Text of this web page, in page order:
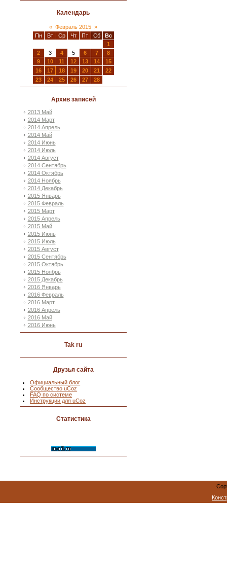
Календарь
« Февраль 2015 »
Пн
Вт Ср Чт Пт Сб
Вс
1
2
3 4 5 6 7
8
9
10 11 12 13 14
15
16
17 18 19 20 21
22
23
24 25 26 27 28
Архив записей
2013 Май
2014 Март
2014 Апрель
2014 Май
2014 Июнь
2014 Июль
2014 Август
2014 Сентябрь
2014 Октябрь
2014 Ноябрь
2014 Декабрь
2015 Январь
2015 Февраль
2015 Март
2015 Апрель
2015 Май
2015 Июнь
2015 Июль
2015 Август
2015 Сентябрь
2015 Октябрь
2015 Ноябрь
2015 Декабрь
2016 Январь
2016 Февраль
2016 Март
2016 Апрель
2016 Май
2016 Июнь
Tak ru
Друзья сайта
Официальный блог
Сообщество uCoz
FAQ по системе
Инструкции для uCoz
Статистика